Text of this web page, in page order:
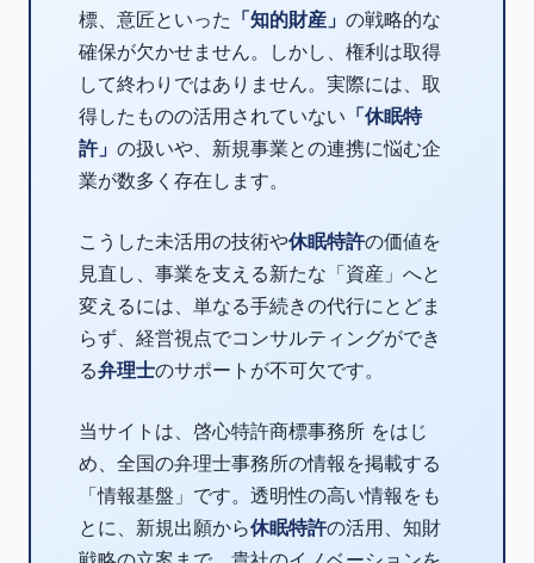
標、意匠といった 「知的財産」 の戦略的な
確保が欠かせません。しかし、権利は取得
して終わりではありません。実際には、取
得したものの活用されていない 「休眠特
許」 の扱いや、新規事業との連携に悩む企
業が数多く存在します。
こうした未活用の技術や休眠特許の価値を
見直し、事業を支える新たな「資産」へと
変えるには、単なる手続きの代行にとどま
らず、経営視点でコンサルティングができ
る弁理士のサポートが不可欠です。
当サイトは、啓心特許商標事務所 をはじ
め、全国の弁理士事務所の情報を掲載する
「情報基盤」です。透明性の高い情報をも
とに、新規出願から休眠特許の活用、知財